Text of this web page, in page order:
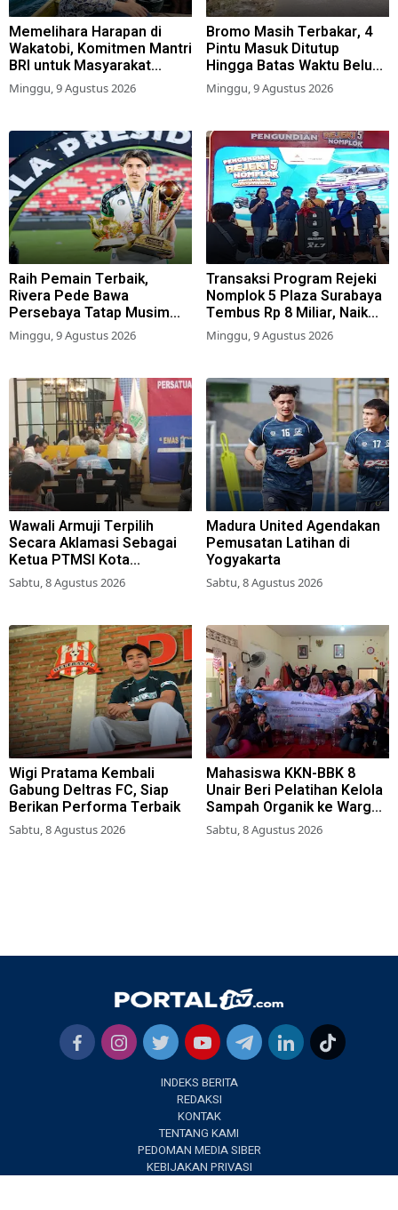
Memelihara Harapan di
Wakatobi, Komitmen Mantri
BRI untuk Masyarakat
Bahari
Minggu, 9 Agustus 2026
Bromo Masih Terbakar, 4
Pintu Masuk Ditutup
Hingga Batas Waktu Belum
Ditentukan
Minggu, 9 Agustus 2026
Raih Pemain Terbaik,
Rivera Pede Bawa
Persebaya Tatap Musim
2026-2027
Minggu, 9 Agustus 2026
Transaksi Program Rejeki
Nomplok 5 Plaza Surabaya
Tembus Rp 8 Miliar, Naik
57,2 Persen dari Tahun Lalu
Minggu, 9 Agustus 2026
Wawali Armuji Terpilih
Secara Aklamasi Sebagai
Ketua PTMSI Kota
Surabaya
Sabtu, 8 Agustus 2026
Madura United Agendakan
Pemusatan Latihan di
Yogyakarta
Sabtu, 8 Agustus 2026
Wigi Pratama Kembali
Gabung Deltras FC, Siap
Berikan Performa Terbaik
Sabtu, 8 Agustus 2026
Mahasiswa KKN-BBK 8
Unair Beri Pelatihan Kelola
Sampah Organik ke Warga
Simokerto Surabaya
Sabtu, 8 Agustus 2026
INDEKS BERITA
REDAKSI
KONTAK
TENTANG KAMI
PEDOMAN MEDIA SIBER
KEBIJAKAN PRIVASI